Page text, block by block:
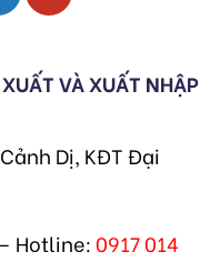
VÀ XUẤT NHẬP
Dị, KĐT Đại
– Hotline: 0917 014